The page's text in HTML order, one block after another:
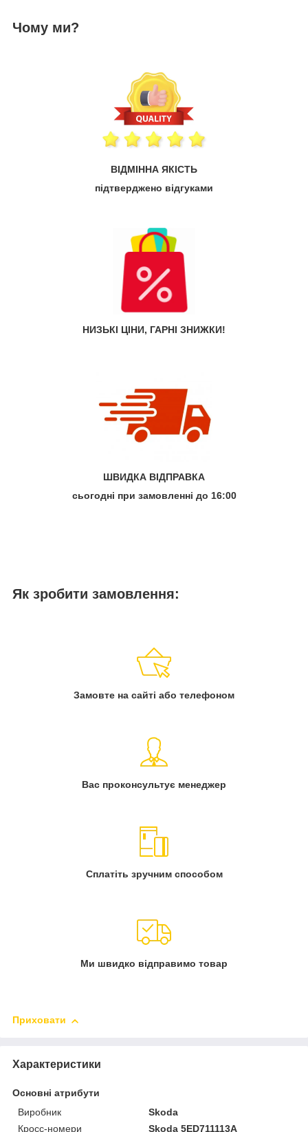
Чому ми?
ВІДМІННА ЯКІСТЬ
підтверджено відгуками
НИЗЬКІ ЦІНИ, ГАРНІ ЗНИЖКИ!
ШВИДКА ВІДПРАВКА
сьогодні при замовленні до 16:00
Як зробити замовлення:
Замовте на сайті або телефоном
Вас проконсультує менеджер
Сплатіть зручним способом
Ми швидко відправимо товар
Приховати
Характеристики
Основні атрибути
Виробник
Skoda
Кросс-номери
Skoda 5ED711113A